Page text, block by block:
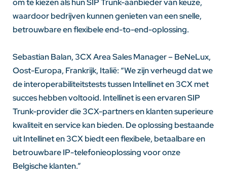
om te kiezen als hun SIP Trunk-aanbieder van keuze,
waardoor bedrijven kunnen genieten van een snelle,
betrouwbare en flexibele end-to-end-oplossing.
Sebastian Balan, 3CX Area Sales Manager – BeNeLux,
Oost-Europa, Frankrijk, Italië: “We zijn verheugd dat we
de interoperabiliteitstests tussen Intellinet en 3CX met
succes hebben voltooid. Intellinet is een ervaren SIP
Trunk-provider die 3CX-partners en klanten superieure
kwaliteit en service kan bieden. De oplossing bestaande
uit Intellinet en 3CX biedt een flexibele, betaalbare en
betrouwbare IP-telefonieoplossing voor onze
Belgische klanten.”